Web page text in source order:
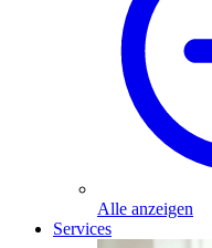
Alle anzeigen
Services